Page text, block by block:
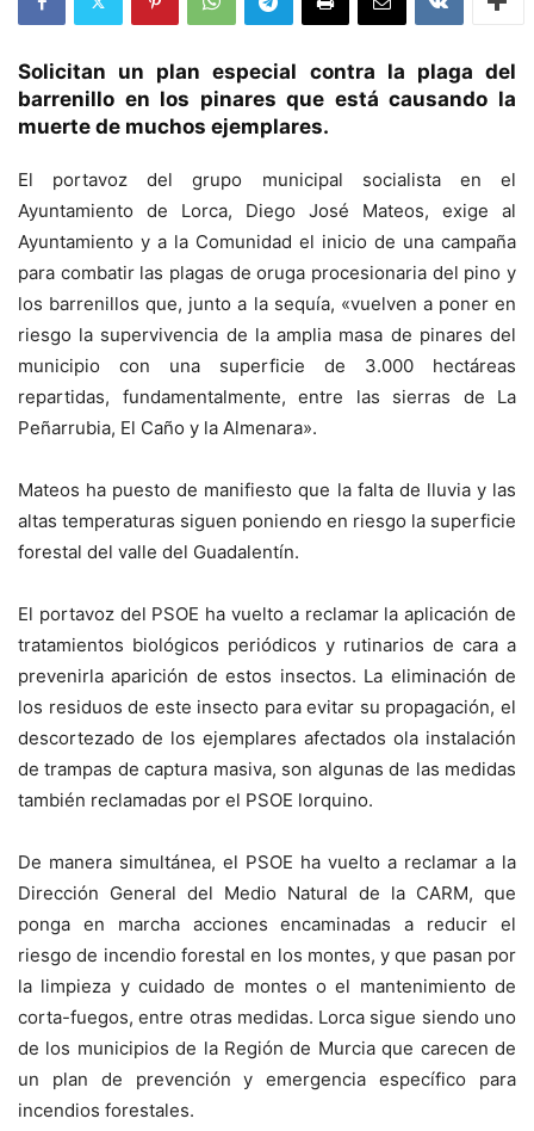
Solicitan un plan especial contra la plaga del
barrenillo en los pinares que está causando la
muerte de muchos ejemplares.
El portavoz del grupo municipal socialista en el
Ayuntamiento de Lorca, Diego José Mateos, exige al
Ayuntamiento y a la Comunidad el inicio de una campaña
para combatir las plagas de oruga procesionaria del pino y
los barrenillos que, junto a la sequía, «vuelven a poner en
riesgo la supervivencia de la amplia masa de pinares del
municipio con una superficie de 3.000 hectáreas
repartidas, fundamentalmente, entre las sierras de La
Peñarrubia, El Caño y la Almenara».
Mateos ha puesto de manifiesto que la falta de lluvia y las
altas temperaturas siguen poniendo en riesgo la superficie
forestal del valle del Guadalentín.
El portavoz del PSOE ha vuelto a reclamar la aplicación de
tratamientos biológicos periódicos y rutinarios de cara a
prevenirla aparición de estos insectos. La eliminación de
los residuos de este insecto para evitar su propagación, el
descortezado de los ejemplares afectados ola instalación
de trampas de captura masiva, son algunas de las medidas
también reclamadas por el PSOE lorquino.
De manera simultánea, el PSOE ha vuelto a reclamar a la
Dirección General del Medio Natural de la CARM, que
ponga en marcha acciones encaminadas a reducir el
riesgo de incendio forestal en los montes, y que pasan por
la limpieza y cuidado de montes o el mantenimiento de
corta-fuegos, entre otras medidas. Lorca sigue siendo uno
de los municipios de la Región de Murcia que carecen de
un plan de prevención y emergencia específico para
incendios forestales.